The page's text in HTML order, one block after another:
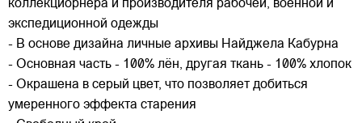
коллекциорнера и производителя рабочей, военной и
экспедиционной одежды
- В основе дизайна личные архивы Найджела Кабурна
- Основная часть - 100% лён, другая ткань - 100% хлопок
- Окрашена в серый цвет, что позволяет добиться
умеренного эффекта старения